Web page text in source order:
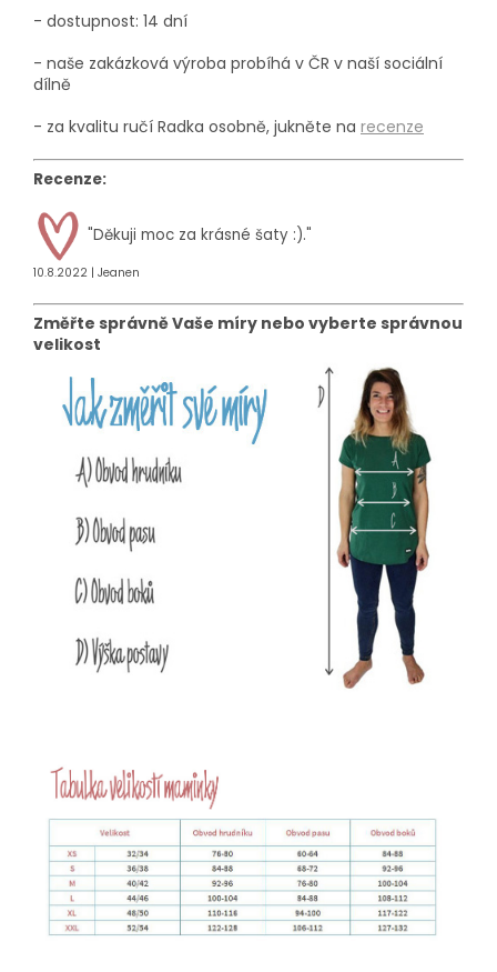
- dostupnost: 14 dní
- naše zakázková výroba probíhá v ČR v naší sociální
dílně
- za kvalitu ručí Radka osobně, jukněte na recenze
Recenze:
"Děkuji moc za krásné šaty :)."
10.8.2022 | Jeanen
Změřte správně Vaše míry nebo vyberte správnou
velikost